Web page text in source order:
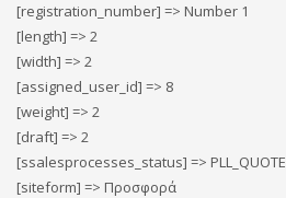
[registration_number] => Number 1
[length] => 2
[width] => 2
[assigned_user_id] => 8
[weight] => 2
[draft] => 2
[ssalesprocesses_status] => PLL_QUOTE
[siteform] => Προσφορά